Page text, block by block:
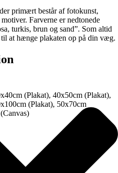
primært består af fotokunst,
Farverne er nedtonede
turkis, brun og sand”. Som altid
at hænge plakaten op på din væg.
(Plakat), 40x50cm (Plakat),
(Plakat), 50x70cm